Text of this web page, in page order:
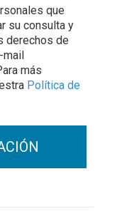
que
su consulta y
derechos de
mail
más
Política de